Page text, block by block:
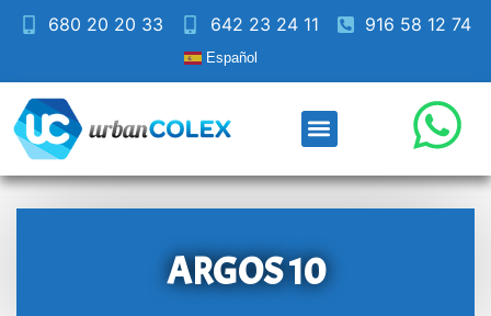
680 20 20 33 642 23 24 11 916 58 12 74
Español
ARGOS 10